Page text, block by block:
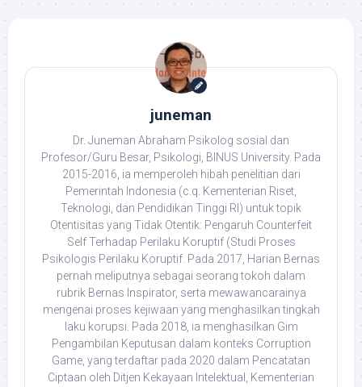
juneman
Dr. Juneman Abraham Psikolog sosial dan
Profesor/Guru Besar, Psikologi, BINUS University. Pada
2015-2016, ia memperoleh hibah penelitian dari
Pemerintah Indonesia (c.q. Kementerian Riset,
Teknologi, dan Pendidikan Tinggi RI) untuk topik
Otentisitas yang Tidak Otentik: Pengaruh Counterfeit
Self Terhadap Perilaku Koruptif (Studi Proses
Psikologis Perilaku Koruptif. Pada 2017, Harian Bernas
pernah meliputnya sebagai seorang tokoh dalam
rubrik Bernas Inspirator, serta mewawancarainya
mengenai proses kejiwaan yang menghasilkan tingkah
laku korupsi. Pada 2018, ia menghasilkan Gim
Pengambilan Keputusan dalam konteks Corruption
Game, yang terdaftar pada 2020 dalam Pencatatan
Ciptaan oleh Ditjen Kekayaan Intelektual, Kementerian